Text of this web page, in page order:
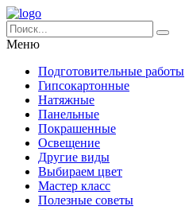
Меню
Подготовительные работы
Гипсокартонные
Натяжные
Панельные
Покрашенные
Освещение
Другие виды
Выбираем цвет
Мастер класс
Полезные советы